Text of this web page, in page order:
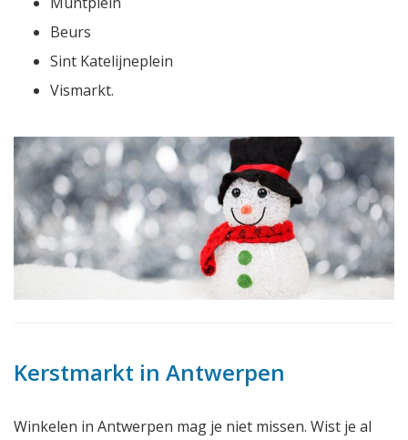
Beurs
Sint Katelijneplein
Vismarkt.
Kerstmarkt in Antwerpen
Winkelen in Antwerpen mag je niet missen. Wist je al